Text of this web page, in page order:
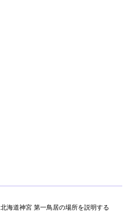
北海道神宮 第一鳥居の場所を説明する